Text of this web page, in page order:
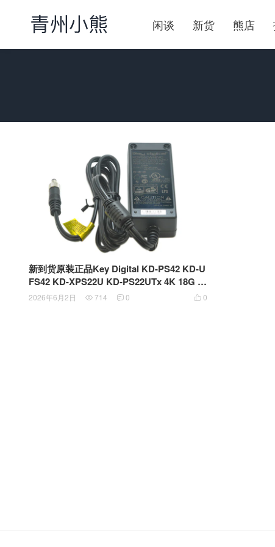
闲谈 新货 熊店
新到货原装正品Key Digital KD-PS42 KD-U
FS42 KD-XPS22U KD-PS22UTx 4K 18G H
DMI HDBT 镜像输出演示扩展器和切换器 K
 0
2026年6月2日  714  0